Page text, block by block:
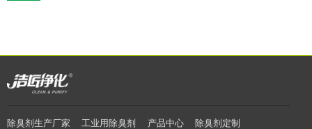
除臭剂生产厂家 工业用除臭剂 产品中心 除臭剂定制